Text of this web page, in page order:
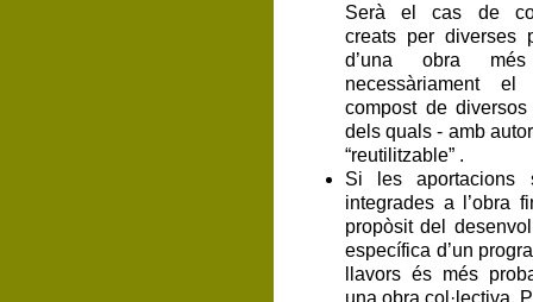
Serà el cas de
creats per diverses
d’una obra
necessàriament
compost de
dels quals - amb
“reutilitzable” .
Si les aportacions
integrades a l’obra
propòsit del
específica d’un
llavors és més
una obra col·lectiva.